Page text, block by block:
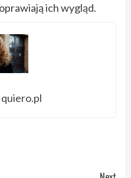
ich wygląd.